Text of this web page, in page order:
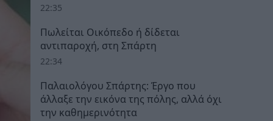
22:35
Πωλείται Οικόπεδο ή δίδεται
αντιπαροχή, στη Σπάρτη
22:34
Παλαιολόγου Σπάρτης: Έργο που
άλλαξε την εικόνα της πόλης, αλλά όχι
την καθημερινότητα